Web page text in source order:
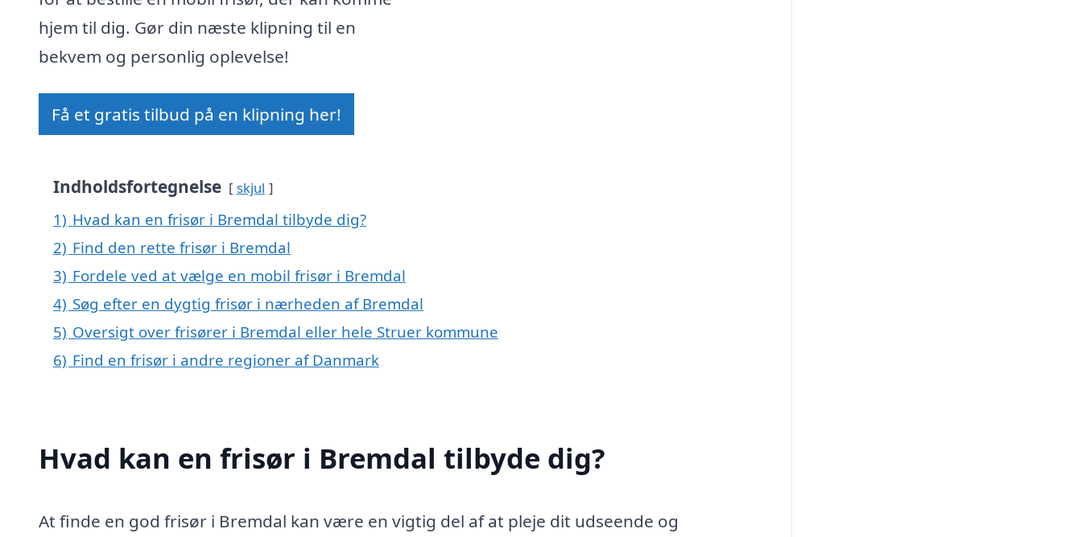
hjem til dig. Gør din næste klipning til en
bekvem og personlig oplevelse!
Få et gratis tilbud på en klipning her!
Indholdsfortegnelse skjul
1) Hvad kan en frisør i Bremdal tilbyde dig?
2) Find den rette frisør i Bremdal
3) Fordele ved at vælge en mobil frisør i Bremdal
4) Søg efter en dygtig frisør i nærheden af Bremdal
5) Oversigt over frisører i Bremdal eller hele Struer kommune
6) Find en frisør i andre regioner af Danmark
Hvad kan en frisør i Bremdal tilbyde dig?
At finde en god frisør i Bremdal kan være en vigtig del af at pleje dit udseende og